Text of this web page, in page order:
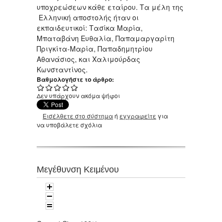
υποχρεώσεων κάθε εταίρου. Tα μέλη της
Ελληνική αποστολής ήταν οι
εκπαιδευτικοί: Τασίκα Μαρία,
Μπαταβάνη Ευθαλία, Παπαμαργαρίτη
Πριγκίτα-Μαρία, Παπαδημητρίου
Αθανάσιος, και Χαλιμούρδας
Κωνσταντίνος.
Βαθμολογήστε το άρθρο:
Δεν υπάρχουν ακόμα ψήφοι
Εισέλθετε στο σύστημαή εγγραφείτε για
να υποβάλετε σχόλια
Μεγέθυνση Κειμένου